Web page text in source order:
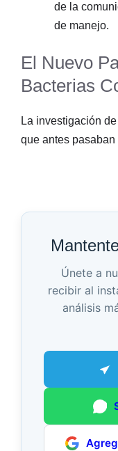
de la
de manejo.
El Nuevo
Bacterias
La investigación
que antes
Únete a
recibir al
análisis